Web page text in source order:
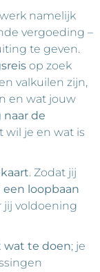
namelijk
vergoeding –
te geven.
op zoek
valkuilen zijn,
en wat jouw
de
wil je en wat is
. Zodat jij
een loopbaan
jij voldoening
wat te doen; je